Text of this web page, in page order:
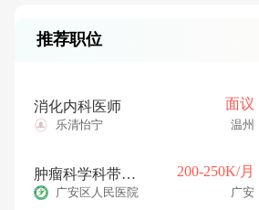
推荐职位
消化内科医师 面议
乐清怡宁 温州
肿瘤科学科带头人 200-250K/月
广安区人民医院 广安